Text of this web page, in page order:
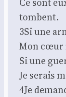
tombent.
3Si une
Mon cœur
Si une
Je serais
4Je